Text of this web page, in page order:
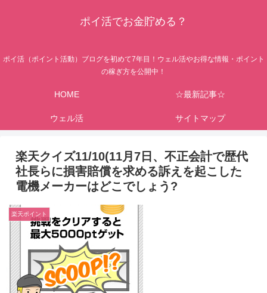
ポイ活でお金貯める？
ポイ活（ポイント活動）ブログを初めて7年目！ウェル活やお得な情報・ポイント
の稼ぎ方を公開中！
HOME ☆最新記事☆
ウェル活 サイトマップ
楽天クイズ11/10(11月7日、不正会計で歴代
社長らに損害賠償を求める訴えを起こした
電機メーカーはどこでしょう?
楽天ポイント